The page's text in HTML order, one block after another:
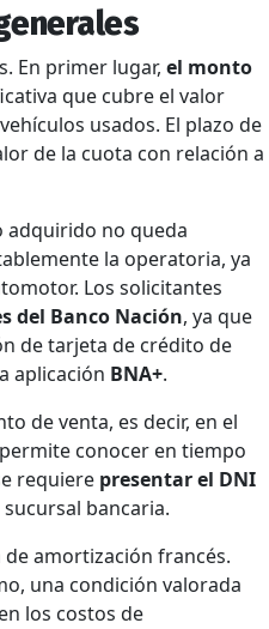
En primer lugar, el monto
que cubre el valor
usados. El plazo de
de la cuota con relación a
adquirido no queda
la operatoria, ya
Los solicitantes
del Banco Nación, ya que
de tarjeta de crédito de
aplicación BNA+.
de venta, es decir, en el
conocer en tiempo
requiere presentar el DNI
bancaria.
de amortización francés.
una condición valorada
los costos de